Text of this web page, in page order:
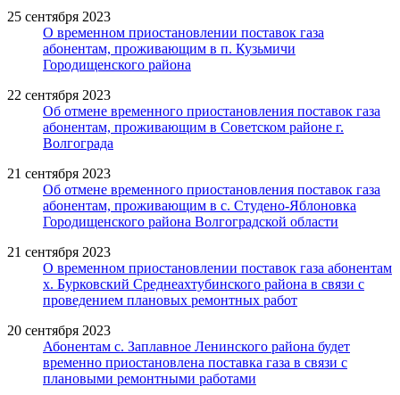
25 сентября 2023
О временном приостановлении поставок газа
абонентам, проживающим в п. Кузьмичи
Городищенского района
22 сентября 2023
Об отмене временного приостановления поставок газа
абонентам, проживающим в Советском районе г.
Волгограда
21 сентября 2023
Об отмене временного приостановления поставок газа
абонентам, проживающим в с. Студено-Яблоновка
Городищенского района Волгоградской области
21 сентября 2023
О временном приостановлении поставок газа абонентам
х. Бурковский Среднеахтубинского района в связи с
проведением плановых ремонтных работ
20 сентября 2023
Абонентам с. Заплавное Ленинского района будет
временно приостановлена поставка газа в связи с
плановыми ремонтными работами